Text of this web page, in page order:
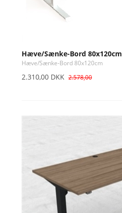
Hæve/Sænke-Bord 80x120cm
Hæve/Sænke-Bord 80x120cm
2.310,00 DKK 2.578,00